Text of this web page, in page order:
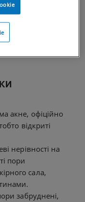
і
потрапляти в
темний
акне, офіційно
відкриті
нерівності на
пори
сала,
забруднені,